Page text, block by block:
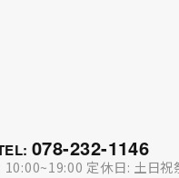
078-232-1146
10:00~19:00 定休日: 土日祝